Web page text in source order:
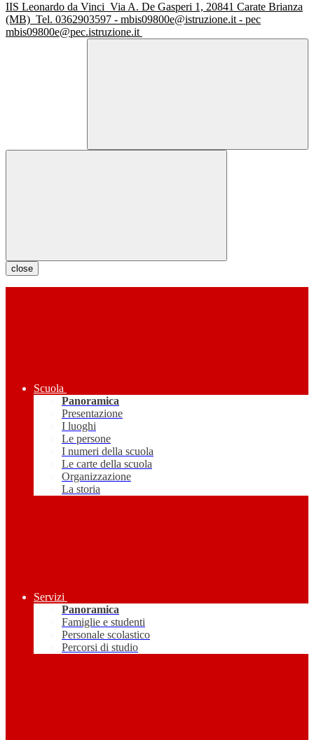
IIS Leonardo da Vinci Via A. De Gasperi 1, 20841 Carate Brianza
(MB) Tel. 0362903597 - mbis09800e@istruzione.it - pec
mbis09800e@pec.istruzione.it
close
Scuola
Panoramica
Presentazione
I luoghi
Le persone
I numeri della scuola
Le carte della scuola
Organizzazione
La storia
Servizi
Panoramica
Famiglie e studenti
Personale scolastico
Percorsi di studio